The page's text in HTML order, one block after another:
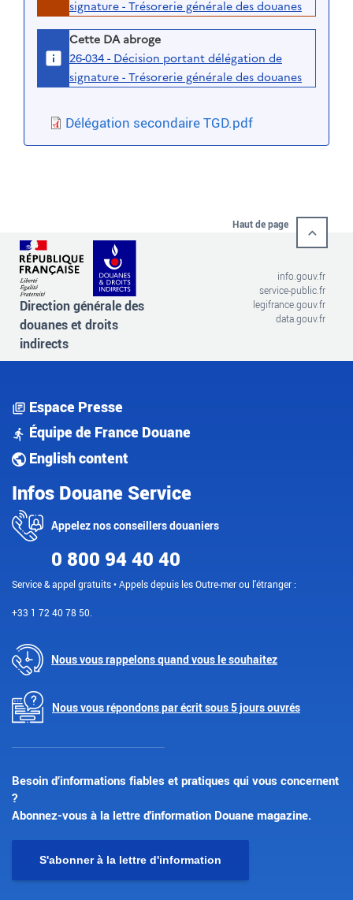
signature - Trésorerie générale des douanes
Cette DA abroge
26-034 - Décision portant délégation de
signature - Trésorerie générale des douanes
Délégation secondaire TGD.pdf
Haut de page
Direction générale des
douanes et droits
indirects
info.gouv.fr
service-public.fr
legifrance.gouv.fr
data.gouv.fr
Espace Presse
Équipe de France Douane
English content
Infos Douane Service
Appelez nos conseillers douaniers
0 800 94 40 40
Service & appel gratuits • Appels depuis les Outre-mer ou l'étranger :
+33 1 72 40 78 50.
Nous vous rappelons quand vous le souhaitez
Nous vous répondons par écrit sous 5 jours ouvrés
Besoin d’informations fiables et pratiques qui vous concernent
?
Abonnez-vous à la lettre d'information Douane magazine.
S'abonner à la lettre d'information